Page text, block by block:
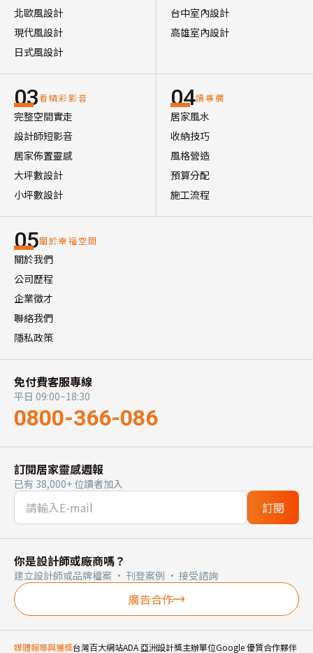
北歐風設計
現代風設計
日式風設計
台中室內設計
高雄室內設計
03看精彩影音
完整空間實走
設計師短影音
居家佈置靈感
大坪數設計
小坪數設計
04讀專欄
居家風水
收納技巧
風格營造
預算分配
施工流程
05關於幸福空間
關於我們
公司歷程
企業徵才
聯絡我們
隱私政策
免付費客服專線
平日 09:00~18:30
0800-366-086
訂閱居家靈感週報
已有 38,000+ 位讀者加入
訂閱
你是設計師或廠商嗎？
建立設計師或品牌檔案 · 刊登案例 · 接受諮詢
廣告合作
媒體報導與獲獎台灣百大網站ADA 亞洲設計獎主辦單位Google 優質合作夥伴